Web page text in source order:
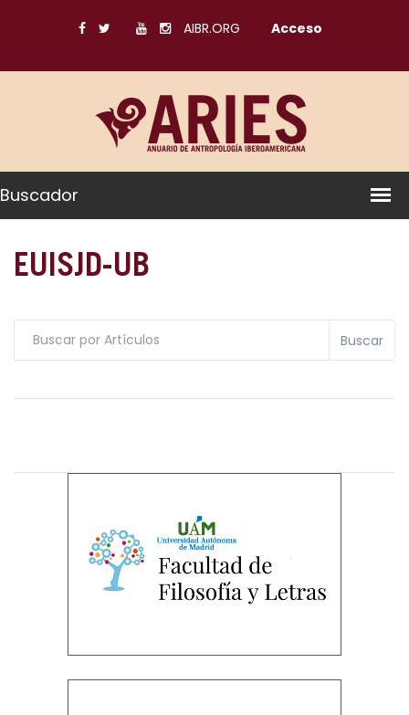
AIBR.ORG Acceso
Buscador
EUISJD-UB
Buscar